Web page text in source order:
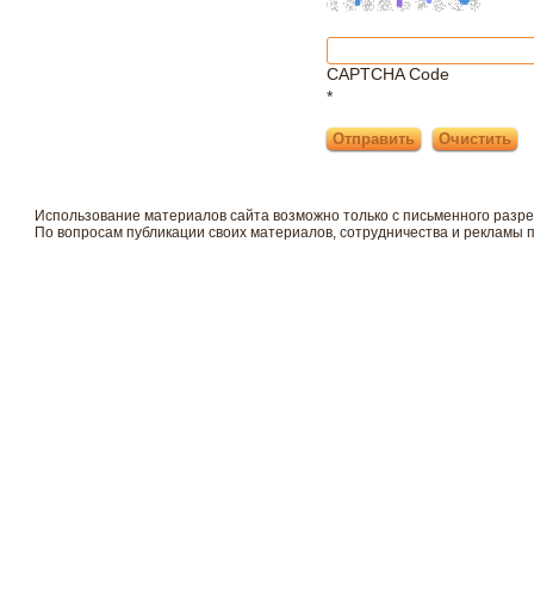
CAPTCHA Code
*
Использование материалов сайта возможно только с письменного
По вопросам публикации своих материалов, сотрудничества и